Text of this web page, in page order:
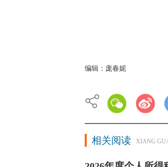
编辑：庞春妮
相关阅读 XIANG